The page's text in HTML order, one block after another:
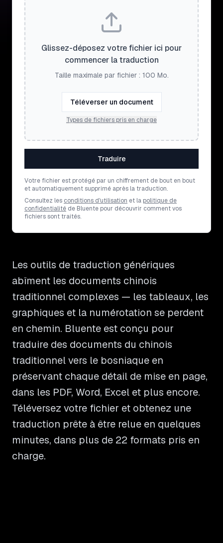
Glissez-déposez votre fichier ici pour
commencer la traduction
Taille maximale par fichier : 100 Mo.
Téléverser un document
Types de fichiers pris en charge
Traduire
Votre fichier est protégé par un chiffrement de bout en bout
et automatiquement supprimé après la traduction.
Consultez les conditions d'utilisation et la politique de
confidentialité de Bluente pour découvrir comment vos
fichiers sont traités.
Les outils de traduction génériques
abîment les documents chinois
traditionnel complexes — les tableaux, les
graphiques et la numérotation se perdent
en chemin. Bluente est conçu pour
traduire des documents du chinois
traditionnel vers le bosniaque en
préservant chaque détail de mise en page,
dans les PDF, Word, Excel et plus encore.
Téléversez votre fichier et obtenez une
traduction prête à être relue en quelques
minutes, dans plus de 22 formats pris en
charge.